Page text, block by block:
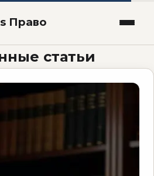
Право
Право —
статьи